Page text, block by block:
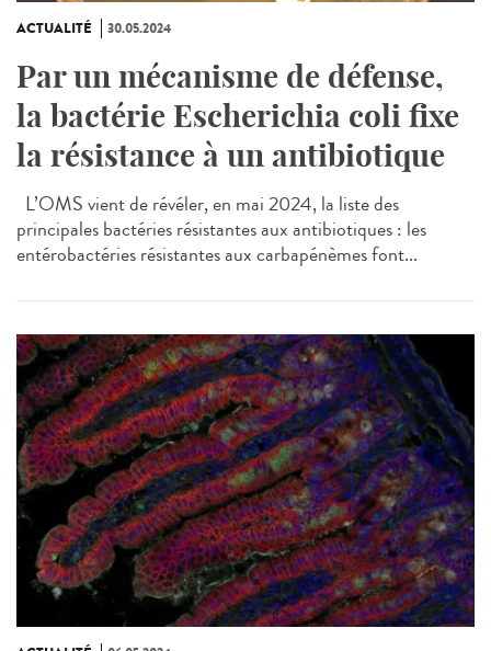
ACTUALITÉ 30.05.2024
Par un mécanisme de défense,
la bactérie Escherichia coli fixe
la résistance à un antibiotique
L’OMS vient de révéler, en mai 2024, la liste des
principales bactéries résistantes aux antibiotiques : les
entérobactéries résistantes aux carbapénèmes font...